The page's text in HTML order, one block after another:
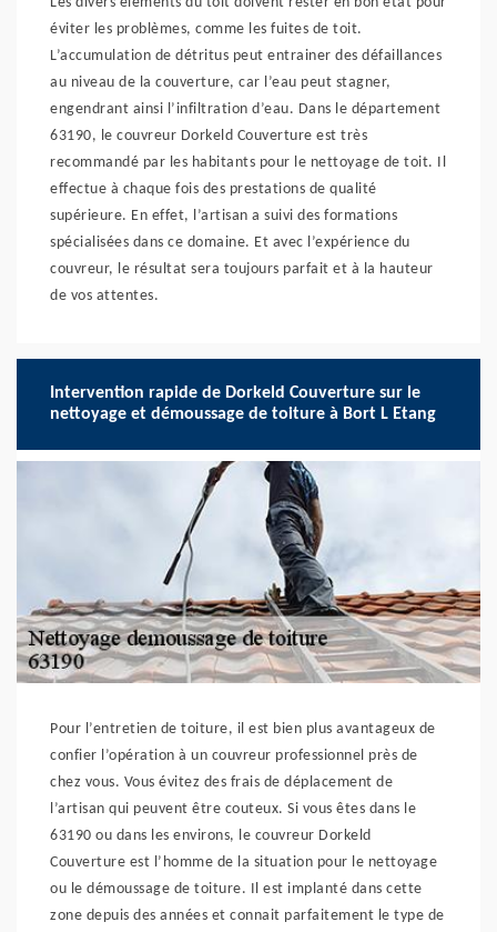
éviter les problèmes, comme les fuites de toit.
L’accumulation de détritus peut entrainer des défaillances
au niveau de la couverture, car l’eau peut stagner,
engendrant ainsi l’infiltration d’eau. Dans le département
63190, le couvreur Dorkeld Couverture est très
recommandé par les habitants pour le nettoyage de toit. Il
effectue à chaque fois des prestations de qualité
supérieure. En effet, l’artisan a suivi des formations
spécialisées dans ce domaine. Et avec l’expérience du
couvreur, le résultat sera toujours parfait et à la hauteur
de vos attentes.
Intervention rapide de Dorkeld Couverture sur le
nettoyage et démoussage de toiture à Bort L Etang
Pour l’entretien de toiture, il est bien plus avantageux de
confier l’opération à un couvreur professionnel près de
chez vous. Vous évitez des frais de déplacement de
l’artisan qui peuvent être couteux. Si vous êtes dans le
63190 ou dans les environs, le couvreur Dorkeld
Couverture est l’homme de la situation pour le nettoyage
ou le démoussage de toiture. Il est implanté dans cette
zone depuis des années et connait parfaitement le type de